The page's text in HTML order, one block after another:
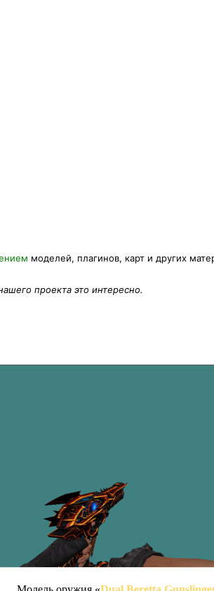
моделей, плагинов, карт и других
проекта это интересно.